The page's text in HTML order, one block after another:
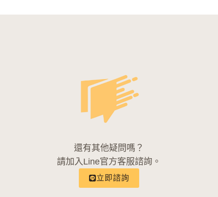
還有其他疑問嗎？
請加入Line官方客服諮詢。
立即諮詢